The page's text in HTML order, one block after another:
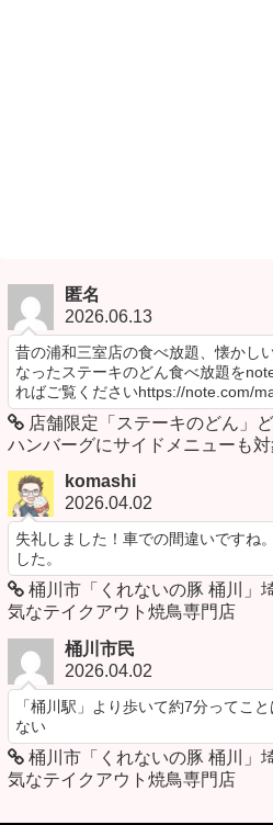
匿名
2026.06.13
昔の浦和三室店の食べ放題、懐かし
なったステーキのどん食べ放題を
ればご覧くださいhttps://note.com/
店舗限定「ステーキのどん」
ハンバーグにサイドメニューも
komashi
2026.04.02
失礼しました！車での間違いですね
した。
桶川市「くれないの豚 桶川」
気なテイクアウト焼鳥専門店
桶川市民
2026.04.02
「桶川駅」より歩いて約7分ってこ
ない
桶川市「くれないの豚 桶川」
気なテイクアウト焼鳥専門店